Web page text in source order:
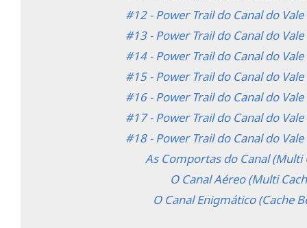
#12 - Power Trail do Canal do
#13 - Power Trail do Canal do
#14 - Power Trail do Canal do
#15 - Power Trail do Canal do
#16 - Power Trail do Canal do
#17 - Power Trail do Canal do
#18 - Power Trail do Canal do
As Comportas do Canal (Multi
O Canal Aéreo (Multi
O Canal Enigmático (Cache